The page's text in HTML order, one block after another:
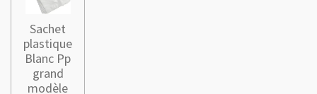
Sachet
plastique
Blanc Pp
grand
modèle